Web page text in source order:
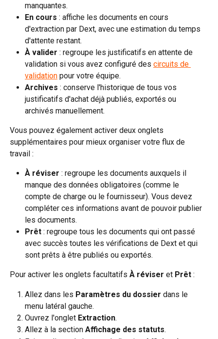
manquantes.
En cours : affiche les documents en cours
d'extraction par Dext, avec une estimation du temps
d'attente restant.
À valider : regroupe les justificatifs en attente de
validation si vous avez configuré des circuits de
validation pour votre équipe.
Archives : conserve l'historique de tous vos
justificatifs d'achat déjà publiés, exportés ou
archivés manuellement.
Vous pouvez également activer deux onglets
supplémentaires pour mieux organiser votre flux de
travail :
À réviser : regroupe les documents auxquels il
manque des données obligatoires (comme le
compte de charge ou le fournisseur). Vous devez
compléter ces informations avant de pouvoir publier
les documents.
Prêt : regroupe tous les documents qui ont passé
avec succès toutes les vérifications de Dext et qui
sont prêts à être publiés ou exportés.
Pour activer les onglets facultatifs À réviser et Prêt :
Allez dans les Paramètres du dossier dans le
menu latéral gauche.
Ouvrez l'onglet Extraction.
Allez à la section Affichage des statuts.